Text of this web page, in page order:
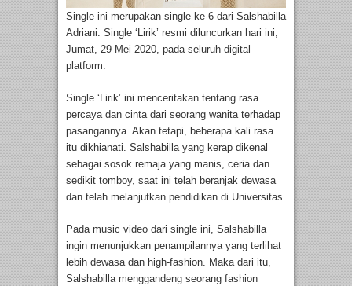
Single ini merupakan single ke-6 dari Salshabilla
Adriani. Single ‘Lirik’ resmi diluncurkan hari ini,
Jumat, 29 Mei 2020, pada seluruh digital
platform.
Single ‘Lirik’ ini menceritakan tentang rasa
percaya dan cinta dari seorang wanita terhadap
pasangannya. Akan tetapi, beberapa kali rasa
itu dikhianati. Salshabilla yang kerap dikenal
sebagai sosok remaja yang manis, ceria dan
sedikit tomboy, saat ini telah beranjak dewasa
dan telah melanjutkan pendidikan di Universitas.
Pada music video dari single ini, Salshabilla
ingin menunjukkan penampilannya yang terlihat
lebih dewasa dan high-fashion. Maka dari itu,
Salshabilla menggandeng seorang fashion